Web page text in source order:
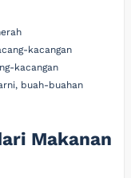
kacangan
kacangan
buah-buahan
Makanan